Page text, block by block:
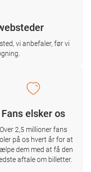
vi anbefaler, før vi
Fans elsker os
Over 2,5 millioner fans
på os hvert år for at
dem med at få den
aftale om billetter.